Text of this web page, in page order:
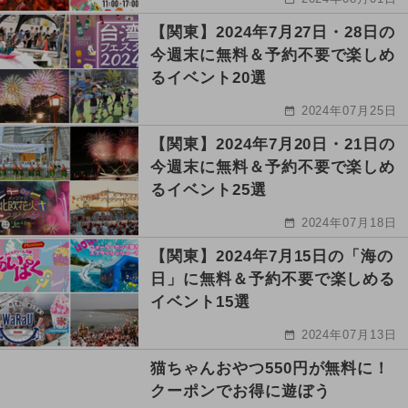
【関東】2024年7月27日・28日の
今週末に無料＆予約不要で楽しめ
るイベント20選
2024年07月25日
【関東】2024年7月20日・21日の
今週末に無料＆予約不要で楽しめ
るイベント25選
2024年07月18日
【関東】2024年7月15日の「海の
日」に無料＆予約不要で楽しめる
イベント15選
2024年07月13日
猫ちゃんおやつ550円が無料に！
クーポンでお得に遊ぼう